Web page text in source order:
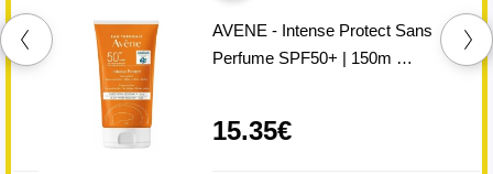
AVENE - Intense Protect Sans
Perfume SPF50+ | 150m …
15.35€